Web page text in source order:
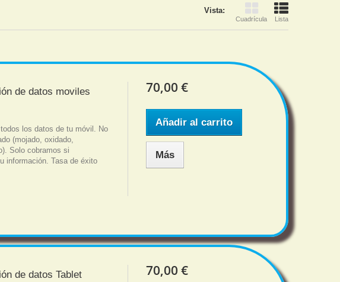
Vista:
Cuadrícula Lista
de datos moviles
los datos de tu móvil. No
(mojado, oxidado,
Solo cobramos si
información. Tasa de éxito
70,00 €
Añadir al carrito
Más
de datos Tablet
70,00 €